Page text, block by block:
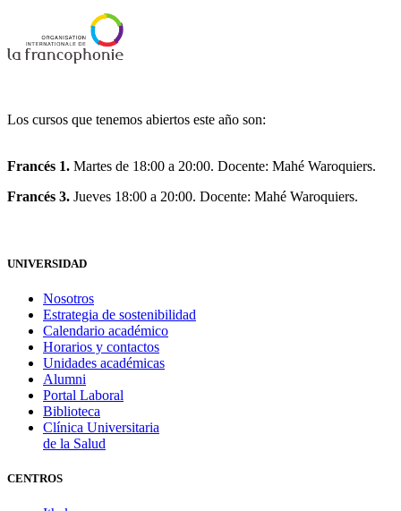
Los cursos que tenemos abiertos este año son:
Francés 1. Martes de 18:00 a 20:00. Docente: Mahé Waroquiers.
Francés 3. Jueves 18:00 a 20:00. Docente: Mahé Waroquiers.
UNIVERSIDAD
Nosotros
Estrategia de sostenibilidad
Calendario académico
Horarios y contactos
Unidades académicas
Alumni
Portal Laboral
Biblioteca
Clínica Universitaria
de la Salud
CENTROS